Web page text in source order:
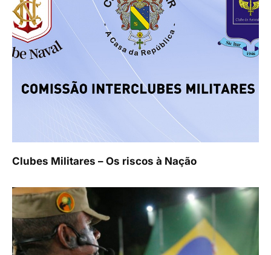
Clubes Militares – Os riscos à Nação